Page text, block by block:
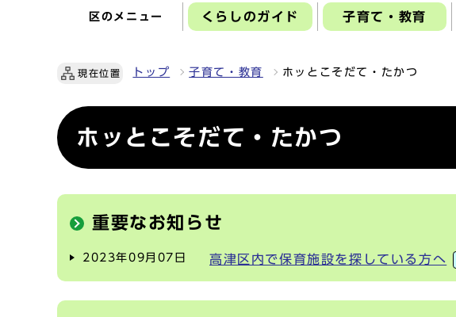
区のメニュー くらしのガイド 子育て・教育
現在位置 トップ 子育て・教育 ホッとこそだて・たかつ
ホッとこそだて・たかつ
重要なお知らせ
2023年09月07日 高津区内で保育施設を探している方へ